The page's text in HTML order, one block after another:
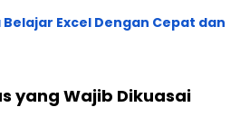
Belajar Excel Dengan Cepat dan
yang Wajib Dikuasai